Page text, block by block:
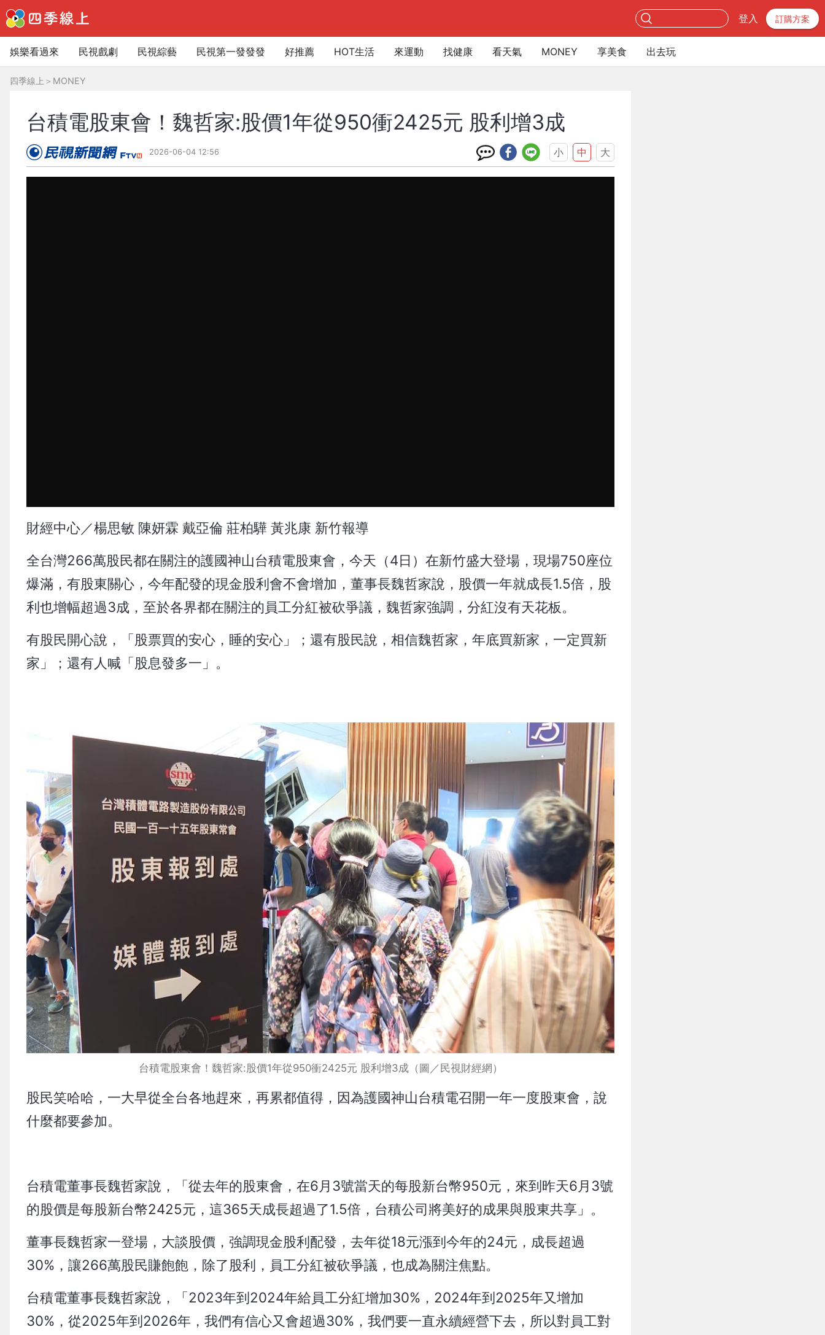
登入 訂購方案
娛樂看過來 民視戲劇 民視綜藝 民視第一發發發 好推薦 HOT生活 來運動 找健康 看天氣 MONEY 享美食 出去玩
四季線上 ＞ MONEY
台積電股東會！魏哲家:股價1年從950衝2425元 股利增3成
2026-06-04 12:56 小 中 大
財經中心／楊思敏 陳妍霖 戴亞倫 莊柏驊 黃兆康 新竹報導
全台灣266萬股民都在關注的護國神山台積電股東會，今天（4日）在新竹盛大登場，現場750座位
爆滿，有股東關心，今年配發的現金股利會不會增加，董事長魏哲家說，股價一年就成長1.5倍，股
利也增幅超過3成，至於各界都在關注的員工分紅被砍爭議，魏哲家強調，分紅沒有天花板。
有股民開心說，「股票買的安心，睡的安心」；還有股民說，相信魏哲家，年底買新家，一定買新
家」；還有人喊「股息發多一」。
台積電股東會！魏哲家:股價1年從950衝2425元 股利增3成（圖／民視財經網）
股民笑哈哈，一大早從全台各地趕來，再累都值得，因為護國神山台積電召開一年一度股東會，說
什麼都要參加。
台積電董事長魏哲家說，「從去年的股東會，在6月3號當天的每股新台幣950元，來到昨天6月3號
的股價是每股新台幣2425元，這365天成長超過了1.5倍，台積公司將美好的成果與股東共享」。
董事長魏哲家一登場，大談股價，強調現金股利配發，去年從18元漲到今年的24元，成長超過
30%，讓266萬股民賺飽飽，除了股利，員工分紅被砍爭議，也成為關注焦點。
台積電董事長魏哲家說，「2023年到2024年給員工分紅增加30%，2024年到2025年又增加
30%，從2025年到2026年，我們有信心又會超過30%，我們要一直永續經營下去，所以對員工對